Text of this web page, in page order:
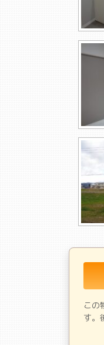
この
す。